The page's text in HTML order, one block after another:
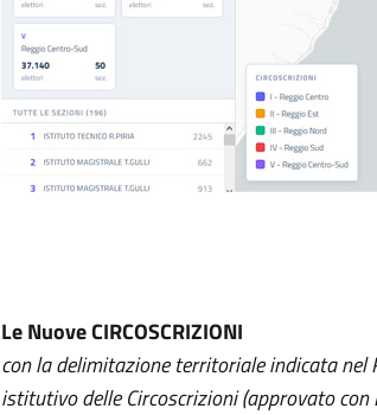
Le Nuove CIRCOSCRIZIONI
con la delimitazione territoriale indicata
istitutivo delle Circoscrizioni (approvato con